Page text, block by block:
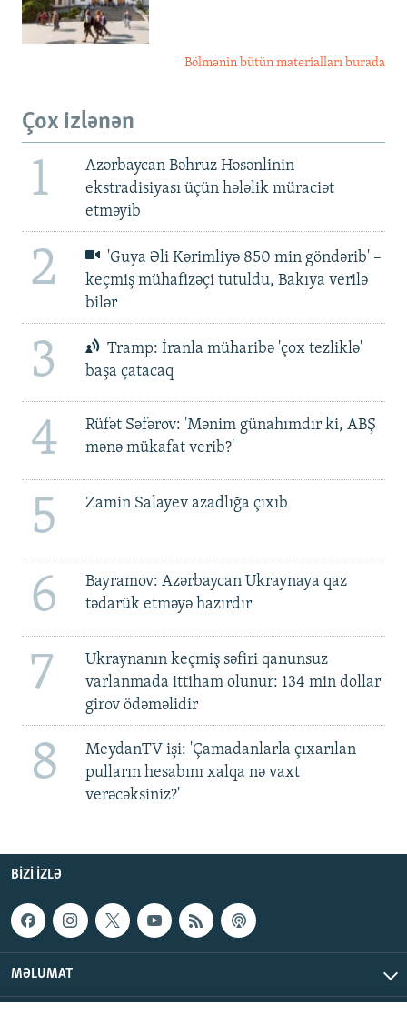
Bölmənin bütün materialları burada
Çox izlənən
1
Azərbaycan Bəhruz Həsənlinin
ekstradisiyası üçün hələlik müraciət
etməyib
2
'Guya Əli Kərimliyə 850 min göndərib' –
keçmiş mühafizəçi tutuldu, Bakıya verilə
bilər
3
Tramp: İranla müharibə 'çox tezliklə'
başa çatacaq
4
Rüfət Səfərov: 'Mənim günahımdır ki, ABŞ
mənə mükafat verib?'
5 Zamin Salayev azadlığa çıxıb
6
Bayramov: Azərbaycan Ukraynaya qaz
tədarük etməyə hazırdır
7
Ukraynanın keçmiş səfiri qanunsuz
varlanmada ittiham olunur: 134 min dollar
girov ödəməlidir
8
MeydanTV işi: 'Çamadanlarla çıxarılan
pulların hesabını xalqa nə vaxt
verəcəksiniz?'
BIZI IZLƏ
MƏLUMAT